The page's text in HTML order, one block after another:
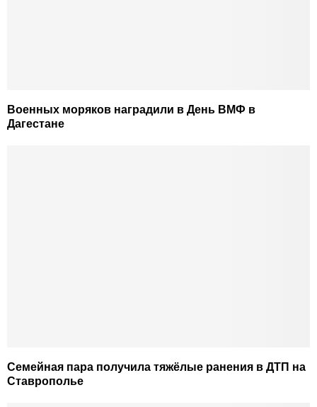
Военных моряков наградили в День ВМФ в
Дагестане
Семейная пара получила тяжёлые ранения в ДТП на
Ставрополье